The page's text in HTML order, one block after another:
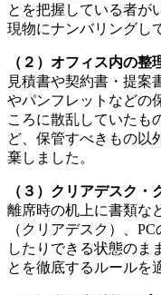
とを把握している者が
現物にナンバリングし
（２）オフィス内の整
見積書や契約書・提案
やパンフレットなどの
ころに散乱していたも
ど、保管すべきもの以
棄しました。
（３）クリアデスク
離席時の机上に書類な
（クリアデスク）、
したりできる状態のま
とを徹底するルールを